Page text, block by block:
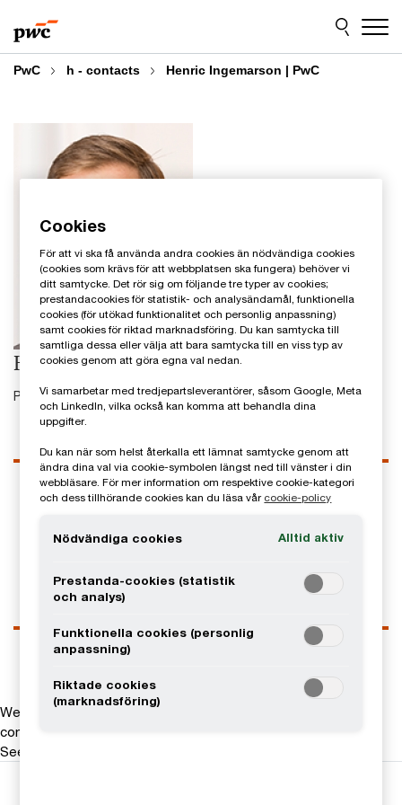
to
content
to
footer
PwC h - contacts Henric Ingemarson | PwC
Henric Ingemarson
Partner M&A, PwC Sverige
Kontaktuppgifter
Tel0709-29 10 67
Email
LinkedIn
We help you meet tomorrow’s tech demands
compete at a speed that rewrites the rules
See how
Cookies
För att vi ska få använda andra cookies än nödvändiga cookies
(cookies som krävs för att webbplatsen ska fungera) behöver vi
ditt samtycke. Det rör sig om följande tre typer av cookies;
prestandacookies för statistik- och analysändamål, funktionella
cookies (för utökad funktionalitet och personlig anpassning)
samt cookies för riktad marknadsföring. Du kan samtycka till
samtliga dessa eller välja att bara samtycka till en viss typ av
cookies genom att göra egna val nedan.
Vi samarbetar med tredjepartsleverantörer, såsom Google, Meta
och LinkedIn, vilka också kan komma att behandla dina
uppgifter.
Du kan när som helst återkalla ett lämnat samtycke genom att
ändra dina val via cookie-symbolen längst ned till vänster i din
webbläsare. För mer information om respektive cookie-kategori
och dess tillhörande cookies kan du läsa vår cookie-policy
Nödvändiga cookies Alltid aktiv
Prestanda-cookies (statistik
och analys)
Funktionella cookies (personlig
anpassning)
Riktade cookies
(marknadsföring)